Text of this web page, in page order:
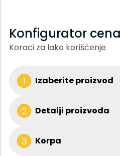
Konfigurator cena
Koraci za lako korišćenje
1 Izaberite proizvod
2 Detalji proizvoda
3 Korpa